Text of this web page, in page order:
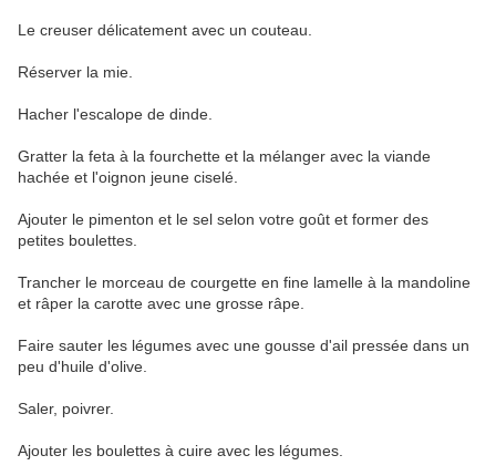
Le creuser délicatement avec un couteau.
Réserver la mie.
Hacher l'escalope de dinde.
Gratter la feta à la fourchette et la mélanger avec la viande
hachée et l'oignon jeune ciselé.
Ajouter le pimenton et le sel selon votre goût et former des
petites boulettes.
Trancher le morceau de courgette en fine lamelle à la mandoline
et râper la carotte avec une grosse râpe.
Faire sauter les légumes avec une gousse d'ail pressée dans un
peu d'huile d'olive.
Saler, poivrer.
Ajouter les boulettes à cuire avec les légumes.